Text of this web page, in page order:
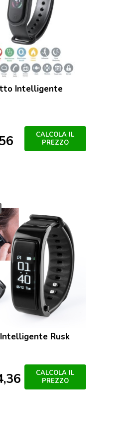
Intelligente
CALCOLA IL
PREZZO
Rusk
CALCOLA IL
PREZZO